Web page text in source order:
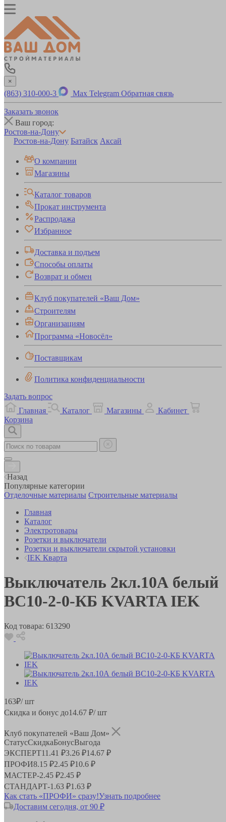
×
(863) 310-000-3 Max Telegram Обратная связь
Заказать звонок
Ваш город:
Ростов-на-Дону
Ростов-на-Дону Батайск Аксай
О компании
Магазины
Каталог товаров
Прокат инструмента
Распродажа
Избранное
Доставка и подъем
Способы оплаты
Возврат и обмен
Клуб покупателей «Ваш Дом»
Строителям
Организациям
Программа «Новосёл»
Поставщикам
Политика конфиденциальности
Задать вопрос
Главная
Каталог Магазины
Кабинет
Корзина
Назад
Популярные категории
Отделочные материалы Строительные материалы
Главная
Каталог
Электротовары
Розетки и выключатели
Розетки и выключатели скрытой установки
IEK Кварта
Выключатель 2кл.10А белый
ВС10-2-0-КБ KVARTA IEK
Код товара: 613290
163₽/ шт
Скидка и бонус до14.67 ₽/ шт
Клуб покупателей «Ваш Дом»
СтатусСкидкаБонусВыгода
ЭКСПЕРТ11.41 ₽3.26 ₽14.67 ₽
ПРОФИ8.15 ₽2.45 ₽10.6 ₽
МАСТЕР-2.45 ₽2.45 ₽
СТАНДАРТ-1.63 ₽1.63 ₽
Как стать «ПРОФИ» сразу!Узнать подробнее
Доставим сегодня, от 90 ₽